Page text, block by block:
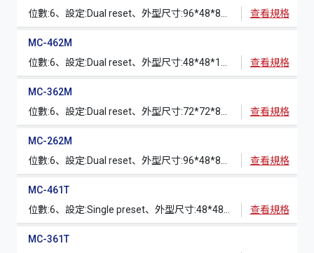
查看規格
MC-462M
查看規格
MC-362M
查看規格
MC-262M
查看規格
MC-461T
查看規格
MC-361T